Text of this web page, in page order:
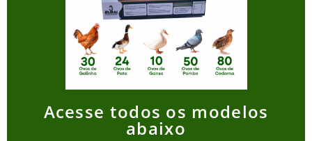
Acesse todos os modelos
abaixo